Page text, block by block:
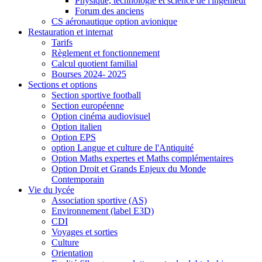
Forum des anciens
CS aéronautique option avionique
Restauration et internat
Tarifs
Règlement et fonctionnement
Calcul quotient familial
Bourses 2024- 2025
Sections et options
Section sportive football
Section européenne
Option cinéma audiovisuel
Option italien
Option EPS
option Langue et culture de l'Antiquité
Option Maths expertes et Maths complémentaires
Option Droit et Grands Enjeux du Monde
Contemporain
Vie du lycée
Association sportive (AS)
Environnement (label E3D)
CDI
Voyages et sorties
Culture
Orientation